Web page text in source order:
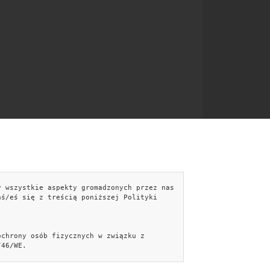
Facebook
aspekty gromadzonych przez nas
eś się z treścią poniższej Polityki
osób fizycznych w związku z
WE.